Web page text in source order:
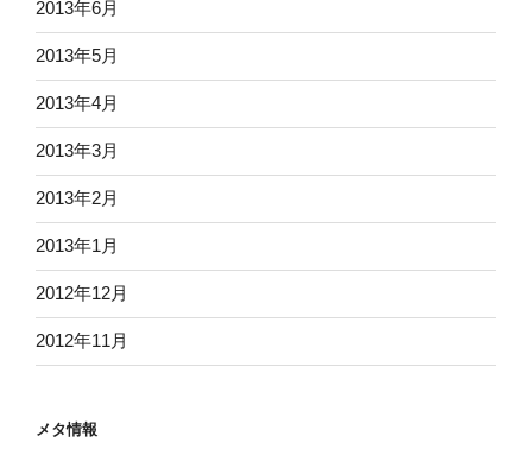
2013年6月
2013年5月
2013年4月
2013年3月
2013年2月
2013年1月
2012年12月
2012年11月
メタ情報